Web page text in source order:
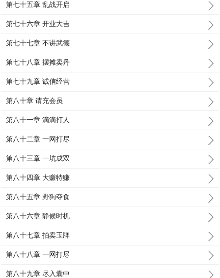
第七十五章 乱战开启
第七十六章 开业大吉
第七十七章 不讲武德
第七十八章 摆摊卖丹
第七十九章 诚信经营
第八十章 请充会员
第八十一章 滴滴打人
第八十二章 一网打尽
第八十三章 一坑成双
第八十四章 大赚特赚
第八十五章 野狗夺食
第八十六章 静候时机
第八十七章 拍卖玉牌
第八十八章 一网打尽
第八十九章 尽入囊中